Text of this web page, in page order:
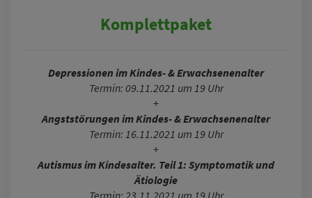
Komplettpaket
Depressionen im Kindes- & Erwachsenenalter
Termin: 09.11.2021 um 19 Uhr
+
Angststörungen im Kindes- & Erwachsenenalter
Termin: 16.11.2021 um 19 Uhr
+
Autismus im Kindesalter. Teil 1: Symptomatik und
Ätiologie
Termin: 23.11.2021 um 19 Uhr